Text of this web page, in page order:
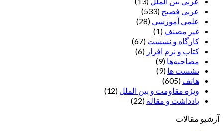
عربی فصیح (533)
علمی آموزشی (28)
غير مصنف (1)
کارگاه و نشست (67)
کتاب و نرم افزار (6)
مصاحبه‌ها (9)
نشست ها (9)
هاتف (605)
ویژه مقاومت و بین الملل (12)
یادداشت‌ و مقاله (22)
آرشیو مقالات